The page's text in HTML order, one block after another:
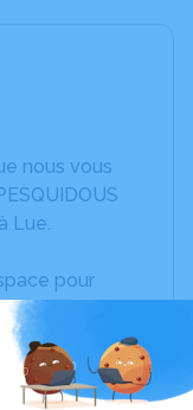
nous vous
Lue.
pour
des photos
vos pensées
Cet endroit
la